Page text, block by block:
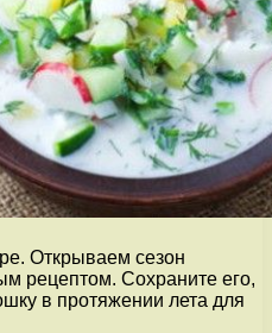
Открываем сезон
рецептом. Сохраните его,
в протяжении лета для